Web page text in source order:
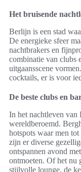
Het bruisende
Berlijn is een stad
De energieke sfeer
nachtbrakers en
combinatie van clubs
uitgaansscene
cocktails, er is voor
De beste clubs en
In het nachtleven
wereldberoemd.
hotspots waar men
zijn er diverse
ontspannen avond
ontmoeten. Of het nu
stijlvolle lounge, de